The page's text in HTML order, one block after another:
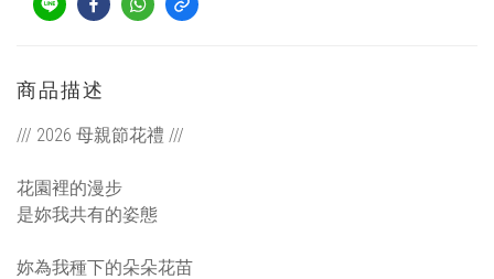
商品描述
/// 2026 母親節花禮 ///
花園裡的漫步
是妳我共有的姿態
妳為我種下的朵朵花苗